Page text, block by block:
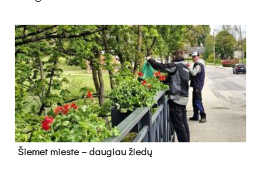
Šie­met mies­te – dau­giau žie­dų